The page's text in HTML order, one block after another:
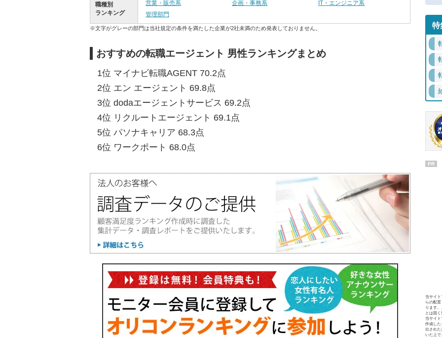
職種別
ランキング
営業・販売系 企画・事務系
IT・エンジニア系
管理部門
※文字がグレーの部門は当社規定の条件を満たした企業が2社未満のため発表しておりません。
おすすめの転職エージェント 男性ランキングまとめ
1位 マイナビ転職AGENT 70.2点
2位 エン エージェント 69.8点
3位 dodaエージェントサービス 69.2点
4位 リクルートエージェント 69.1点
5位 パソナキャリア 68.3点
6位 ワークポート 68.0点
特
PR
当サイ
らの配
ります
とは固く
当サイ
作成した
出された
いた上で